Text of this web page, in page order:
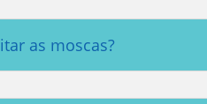
as moscas?